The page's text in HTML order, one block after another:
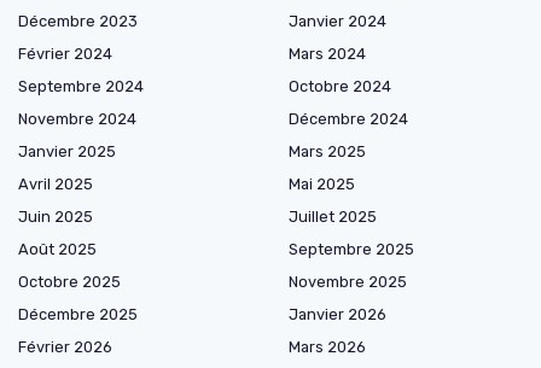
Décembre 2023
Janvier 2024
Février 2024
Mars 2024
Septembre 2024
Octobre 2024
Novembre 2024
Décembre 2024
Janvier 2025
Mars 2025
Avril 2025
Mai 2025
Juin 2025
Juillet 2025
Août 2025
Septembre 2025
Octobre 2025
Novembre 2025
Décembre 2025
Janvier 2026
Février 2026
Mars 2026